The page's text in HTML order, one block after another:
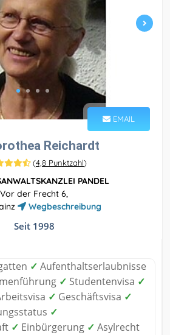
EMAIL
Reichardt
(4,8 Punktzahl)
PANDEL
Vor der Frecht 6,
Wegbeschreibung
Seit 1998
✓ Aufenthaltserlaubnisse
✓ Studentenvisa ✓
✓ Geschäftsvisa ✓
✓
✓ Einbürgerung ✓ Asylrecht